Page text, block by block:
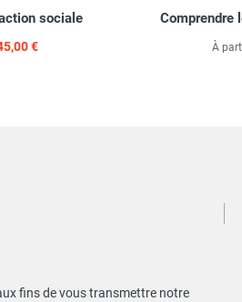
sociale
€
Comprendre
À
fins de vous transmettre notre